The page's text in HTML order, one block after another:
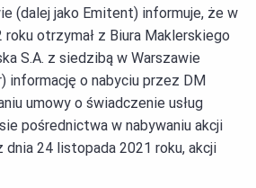
(dalej jako Emitent) informuje, że w
roku otrzymał z Biura Maklerskiego
S.A. z siedzibą w Warszawie
informację o nabyciu przez DM
umowy o świadczenie usług
pośrednictwa w nabywaniu akcji
dnia 24 listopada 2021 roku, akcji